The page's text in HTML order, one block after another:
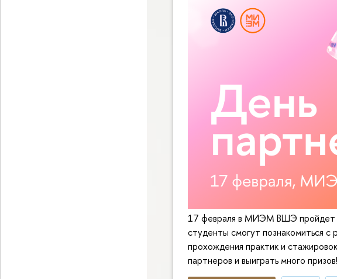
17 февраля в МИЭМ ВШЭ пройдет
студенты смогут познакомиться с
прохождения практик и
партнеров и выиграть много призов!